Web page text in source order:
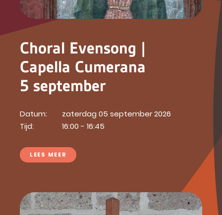
Choral Evensong |
Capella Cumerana
5 september
Datum:
Tijd:
zaterdag 05 september 2026
16:00 - 16:45
LEES MEER